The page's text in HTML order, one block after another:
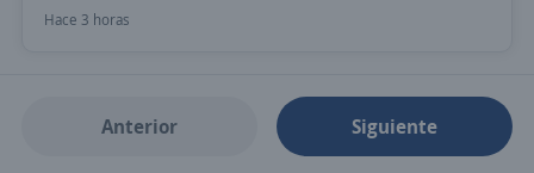
Hace 3 horas
Anterior Siguiente